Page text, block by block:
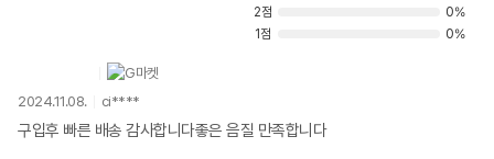
2점
0%
1점
0%
2024.11.08. ci****
구입후 빠른 배송 감사합니다좋은 음질 만족합니다